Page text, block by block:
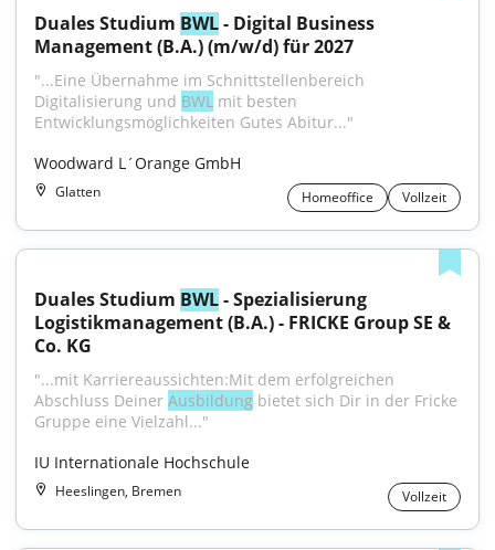
Duales Studium BWL - Digital Business
Management (B.A.) (m/w/d) für 2027
"...Eine Übernahme im Schnittstellenbereich
Digitalisierung und BWL mit besten
Entwicklungsmöglichkeiten Gutes Abitur..."
Woodward L´Orange GmbH
Glatten Homeoffice Vollzeit
Duales Studium BWL - Spezialisierung
Logistikmanagement (B.A.) - FRICKE Group SE &
Co. KG
"...mit Karriereaussichten:Mit dem erfolgreichen
Abschluss Deiner Ausbildung bietet sich Dir in der Fricke
Gruppe eine Vielzahl..."
IU Internationale Hochschule
Heeslingen, Bremen Vollzeit